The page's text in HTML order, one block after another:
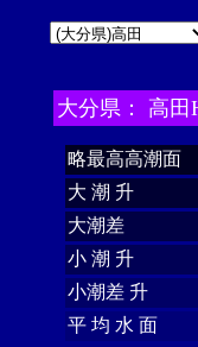
大分県： 高田
略最高高潮面
大 潮 升
大潮差
小 潮 升
小潮差 升
平 均 水 面